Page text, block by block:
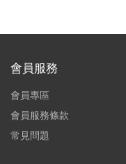
會員服務
會員專區
會員服務條款
常見問題